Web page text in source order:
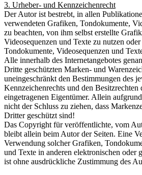
3. Urheber- und Kennzeichenrecht
Der Autor ist bestrebt, in allen
verwendeten Grafiken, Tondokumente,
zu beachten, von ihm selbst erstellte
Videosequenzen und Texte zu nutzen
Tondokumente, Videosequenzen und
Alle innerhalb des Internetangebotes
Dritte geschützten Marken- und
uneingeschränkt den Bestimmungen des
Kennzeichenrechts und den Besitzrechten
eingetragenen Eigentümer. Allein
nicht der Schluss zu ziehen, dass
Dritter geschützt sind!
Das Copyright für veröffentlichte, vom
bleibt allein beim Autor der Seiten. Eine
Verwendung solcher Grafiken,
und Texte in anderen elektronischen oder
ist ohne ausdrückliche Zustimmung des